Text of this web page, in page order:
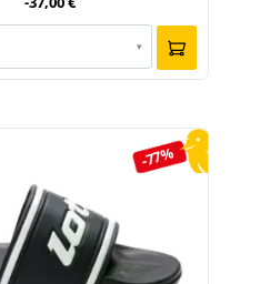
▾
-77%